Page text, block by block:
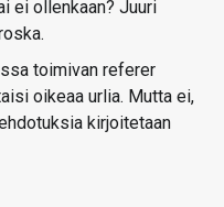
ei ollenkaan? Juuri
toimivan referer
oikeaa urlia. Mutta ei,
kirjoitetaan